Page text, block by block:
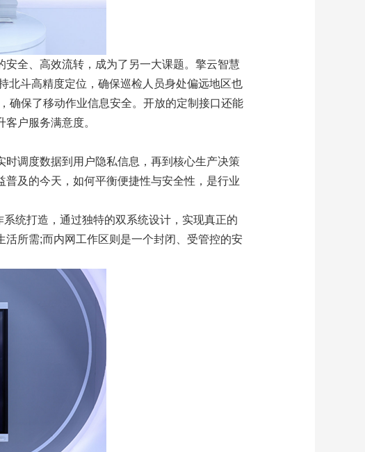
全、高效流转，成为了另一大课题。擎云智慧
北斗高精度定位，确保巡检人员身处偏远地区也
确保了移动作业信息安全。开放的定制接口还能
户服务满意度。
调度数据到用户隐私信息，再到核心生产决策
及的今天，如何平衡便捷性与安全性，是行业
统打造，通过独特的双系统设计，实现真正的
所需;而内网工作区则是一个封闭、受管控的安